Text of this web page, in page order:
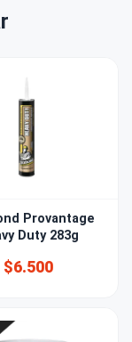
Provantage
Heavy Duty 283g
$6.500